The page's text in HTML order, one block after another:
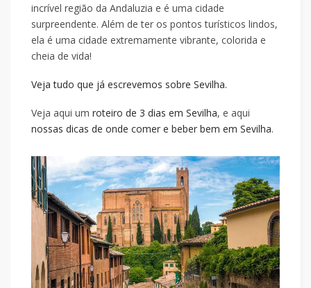
incrível região da Andaluzia e é uma cidade
surpreendente. Além de ter os pontos turísticos lindos,
ela é uma cidade extremamente vibrante, colorida e
cheia de vida!
Veja tudo que já escrevemos sobre Sevilha.
Veja aqui um roteiro de 3 dias em Sevilha, e aqui
nossas dicas de onde comer e beber bem em Sevilha.